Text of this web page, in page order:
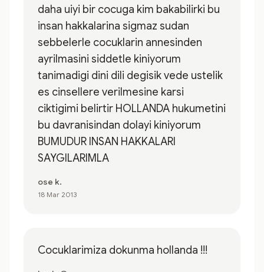
daha uiyi bir cocuga kim bakabilirki bu
insan hakkalarina sigmaz sudan
sebbelerle cocuklarin annesinden
ayrilmasini siddetle kiniyorum
tanimadigi dini dili degisik vede ustelik
es cinsellere verilmesine karsi
ciktigimi belirtir HOLLANDA hukumetini
bu davranisindan dolayi kiniyorum
BUMUDUR INSAN HAKKALARI
SAYGILARIMLA
ose k.
18 Mar 2013
Cocuklarimiza dokunma hollanda !!!